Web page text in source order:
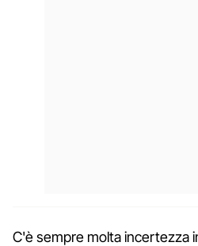
C'è sempre molta incertezza